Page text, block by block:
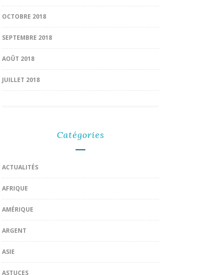
OCTOBRE 2018
SEPTEMBRE 2018
AOÛT 2018
JUILLET 2018
Catégories
ACTUALITÉS
AFRIQUE
AMÉRIQUE
ARGENT
ASIE
ASTUCES